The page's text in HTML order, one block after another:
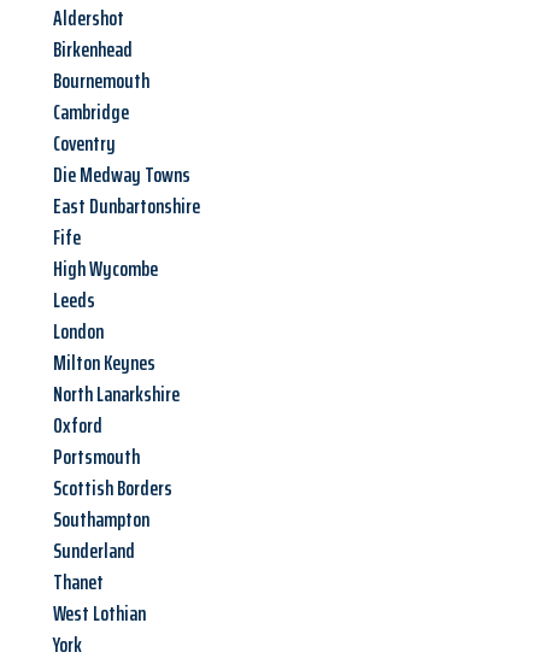
Aldershot
Birkenhead
Bournemouth
Cambridge
Coventry
Die Medway Towns
East Dunbartonshire
Fife
High Wycombe
Leeds
London
Milton Keynes
North Lanarkshire
Oxford
Portsmouth
Scottish Borders
Southampton
Sunderland
Thanet
West Lothian
York